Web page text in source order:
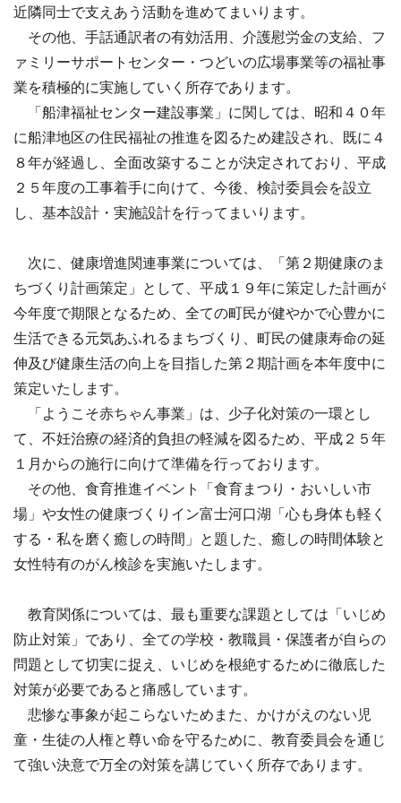
近隣同士で支えあう活動を進めてまいります。
その他、手話通訳者の有効活用、介護慰労金の支給、フ
ァミリーサポートセンター・つどいの広場事業等の福祉事
業を積極的に実施していく所存であります。
「船津福祉センター建設事業」に関しては、昭和４０年
に船津地区の住民福祉の推進を図るため建設され、既に４
８年が経過し、全面改築することが決定されており、平成
２５年度の工事着手に向けて、今後、検討委員会を設立
し、基本設計・実施設計を行ってまいります。
次に、健康増進関連事業については、「第２期健康のま
ちづくり計画策定」として、平成１９年に策定した計画が
今年度で期限となるため、全ての町民が健やかで心豊かに
生活できる元気あふれるまちづくり、町民の健康寿命の延
伸及び健康生活の向上を目指した第２期計画を本年度中に
策定いたします。
「ようこそ赤ちゃん事業」は、少子化対策の一環とし
て、不妊治療の経済的負担の軽減を図るため、平成２５年
１月からの施行に向けて準備を行っております。
その他、食育推進イベント「食育まつり・おいしい市
場」や女性の健康づくりイン富士河口湖「心も身体も軽く
する・私を磨く癒しの時間」と題した、癒しの時間体験と
女性特有のがん検診を実施いたします。
教育関係については、最も重要な課題としては「いじめ
防止対策」であり、全ての学校・教職員・保護者が自らの
問題として切実に捉え、いじめを根絶するために徹底した
対策が必要であると痛感しています。
悲惨な事象が起こらないためまた、かけがえのない児
童・生徒の人権と尊い命を守るために、教育委員会を通じ
て強い決意で万全の対策を講じていく所存であります。